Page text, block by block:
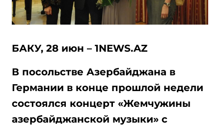
БАКУ, 28 июн – 1NEWS.AZ
В посольстве Азербайджана в
Германии в конце прошлой недели
состоялся концерт «Жемчужины
азербайджанской музыки» с